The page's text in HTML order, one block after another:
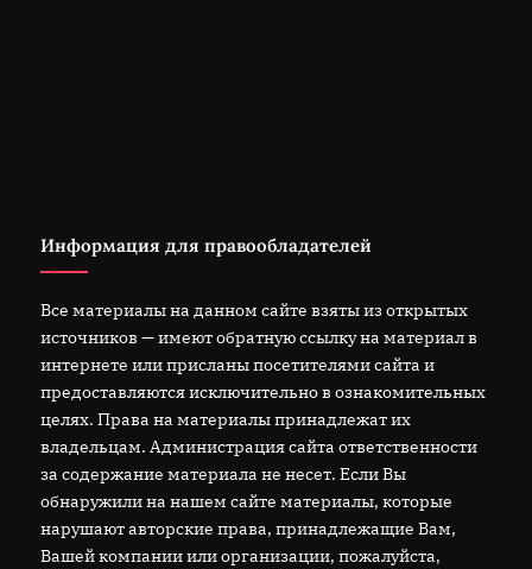
Информация для правообладателей
Все материалы на данном сайте взяты из открытых
источников — имеют обратную ссылку на материал в
интернете или присланы посетителями сайта и
предоставляются исключительно в ознакомительных
целях. Права на материалы принадлежат их
владельцам. Администрация сайта ответственности
за содержание материала не несет. Если Вы
обнаружили на нашем сайте материалы, которые
нарушают авторские права, принадлежащие Вам,
Вашей компании или организации, пожалуйста,